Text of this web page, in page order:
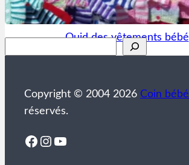
Quid des vêtements bébé
Copyright © 2004 2026 Coin bébé
réservés.
Facebook
Instagram
YouTube